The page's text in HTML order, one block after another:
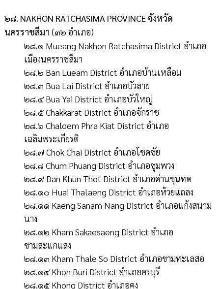
๒๘. NAKHON RATCHASIMA PROVINCE จังหวัด
นครราชสีมา (๓๒ อำเภอ)
๒๘.๑ Mueang Nakhon Ratchasima District อำเภอ
เมืองนครราชสีมา
๒๘.๒ Ban Lueam District อำเภอบ้านเหลือม
๒๘.๓ Bua Lai District อำเภอบัวลาย
๒๘.๔ Bua Yai District อำเภอบัวใหญ่
๒๘.๕ Chakkarat District อำเภอจักราช
๒๘.๖ Chaloem Phra Kiat District อำเภอ
เฉลิมพระเกียรติ
๒๘.๗ Chok Chai District อำเภอโชคชัย
๒๘.๘ Chum Phuang District อำเภอชุมพวง
๒๘.๙ Dan Khun Thot District อำเภอด่านขุนทด
๒๘.๑๐ Huai Thalaeng District อำเภอห้วยแถลง
๒๘.๑๑ Kaeng Sanam Nang District อำเภอแก้งสนาม
นาง
๒๘.๑๒ Kham Sakaesaeng District อำเภอ
ขามสะแกแสง
๒๘.๑๓ Kham Thale So District อำเภอขามทะเลสอ
๒๘.๑๔ Khon Buri District อำเภอครบุรี
๒๘.๑๕ Khong District อำเภอคง